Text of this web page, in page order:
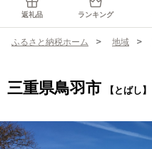
返礼品 ランキング
ふるさと納税ホーム 地域
三重県鳥羽市 【とばし】